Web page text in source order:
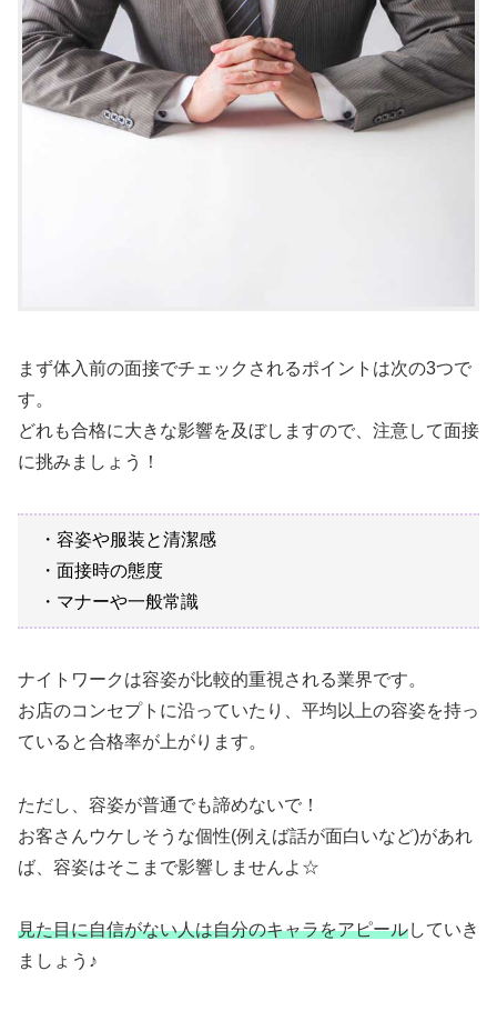
まず体入前の面接でチェックされるポイントは次の3つで
す。
どれも合格に大きな影響を及ぼしますので、注意して面接
に挑みましょう！
・容姿や服装と清潔感
・面接時の態度
・マナーや一般常識
ナイトワークは容姿が比較的重視される業界です。
お店のコンセプトに沿っていたり、平均以上の容姿を持っ
ていると合格率が上がります。
ただし、容姿が普通でも諦めないで！
お客さんウケしそうな個性(例えば話が面白いなど)があれ
ば、容姿はそこまで影響しませんよ☆
見た目に自信がない人は自分のキャラをアピールしていき
ましょう♪